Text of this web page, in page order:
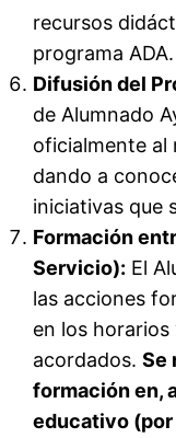
recursos
programa ADA.
Difusión del
de Alumnado
oficialmente al
dando a
iniciativas que
Formación
Servicio): El
las acciones
en los
acordados. Se
formación en,
educativo (por